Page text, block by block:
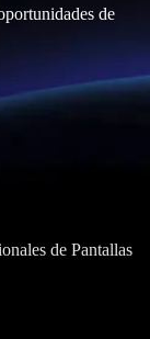
de
de Pantallas